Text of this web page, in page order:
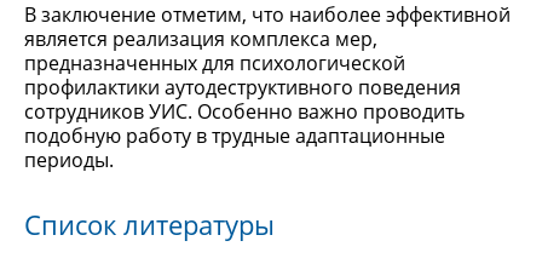
В заключение отметим, что наиболее эффективной
является реализация комплекса мер,
предназначенных для психологической
профилактики аутодеструктивного поведения
сотрудников УИС. Особенно важно проводить
подобную работу в трудные адаптационные
периоды.
Список литературы